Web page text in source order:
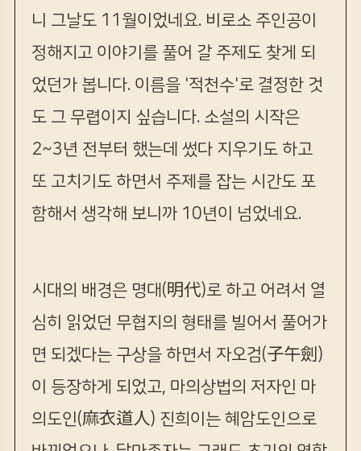
니 그날도 11월이었네요. 비로소 주인공이
정해지고 이야기를 풀어 갈 주제도 찾게 되
었던가 봅니다. 이름을 '적천수'로 결정한 것
도 그 무렵이지 싶습니다. 소설의 시작은
2~3년 전부터 했는데 썼다 지우기도 하고
또 고치기도 하면서 주제를 잡는 시간도 포
함해서 생각해 보니까 10년이 넘었네요.
시대의 배경은 명대(明代)로 하고 어려서 열
심히 읽었던 무협지의 형태를 빌어서 풀어가
면 되겠다는 구상을 하면서 자오검(子午劍)
이 등장하게 되었고, 마의상법의 저자인 마
의도인(麻衣道人) 진희이는 혜암도인으로